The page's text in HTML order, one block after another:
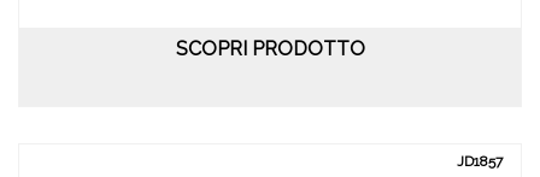
SCOPRI PRODOTTO
JD1857